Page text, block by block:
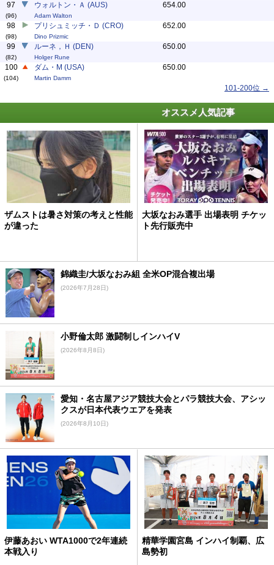
97
(96)
ウォルトン・Ａ (AUS)
Adam Walton
654.00
98
(98)
プリシュミッチ・Ｄ (CRO)
Dino Prizmic
652.00
99
(82)
ルーネ，Ｈ (DEN)
Holger Rune
650.00
100
(104)
ダム・M (USA)
Martin Damm
650.00
101-200位 →
オススメ人気記事
ザムストは暑さ対策の考えと性能
が違った
大坂なおみ選手 出場表明 チケッ
ト先行販売中
錦織圭/大坂なおみ組 全米OP混合複出場
(2026年7月28日)
小野倫太郎 激闘制しインハイV
(2026年8月8日)
愛知・名古屋アジア競技大会とパラ競技大会、アシッ
クスが日本代表ウエアを発表
(2026年8月10日)
伊藤あおい WTA1000で2年連続
本戦入り
精華学園宮島 インハイ制覇、広
島勢初